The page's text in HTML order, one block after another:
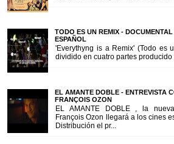
TODO ES UN REMIX -
ESPAÑOL
'Everythyng is a Remix' (Todo es
dividido en cuatro partes
EL AMANTE DOBLE - ENTREVISTA
FRANÇOIS OZON
EL AMANTE DOBLE , la
François Ozon llegará a los cines
Distribución el pr...